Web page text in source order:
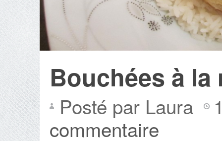
Bouchées à
Posté par Laura
commentaire